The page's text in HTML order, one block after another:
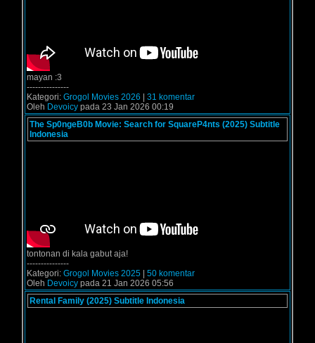
mayan :3
---------------
Kategori: Grogol Movies 2026
31 komentar
Oleh Devoicy pada 23 Jan 2026 00:19
The Sp0ngeB0b Movie: Search for SquareP4nts (2025) Subtitle
Indonesia
tontonan di kala gabut aja!
---------------
Kategori: Grogol Movies 2025
50 komentar
Oleh Devoicy pada 21 Jan 2026 05:56
Rental Family (2025) Subtitle Indonesia